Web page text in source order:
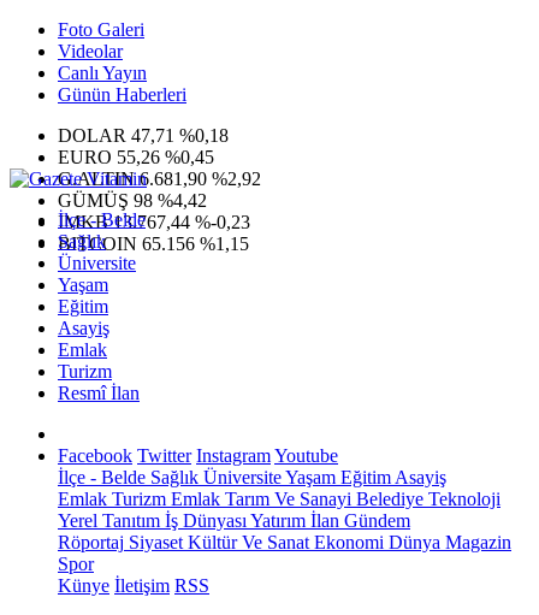
Foto Galeri
Videolar
Canlı Yayın
Günün Haberleri
DOLAR 47,71 %0,18
EURO 55,26 %0,45
G.ALTIN6.681,90 %2,92
GÜMÜŞ 98 %4,42
IMKB13.767,44 %-0,23
BITCOIN 65.156 %1,15
İlçe - Belde
Sağlık
Üniversite
Yaşam
Eğitim
Asayiş
Emlak
Turizm
Resmî İlan
Facebook Twitter InstagramYoutube
İlçe - Belde Sağlık ÜniversiteYaşam Eğitim Asayiş
Emlak Turizm Emlak Tarım Ve Sanayi Belediye Teknoloji
Yerel Tanıtım İş Dünyası Yatırım İlan Gündem
Röportaj Siyaset Kültür Ve Sanat Ekonomi Dünya Magazin
Spor
Künye İletişim RSS